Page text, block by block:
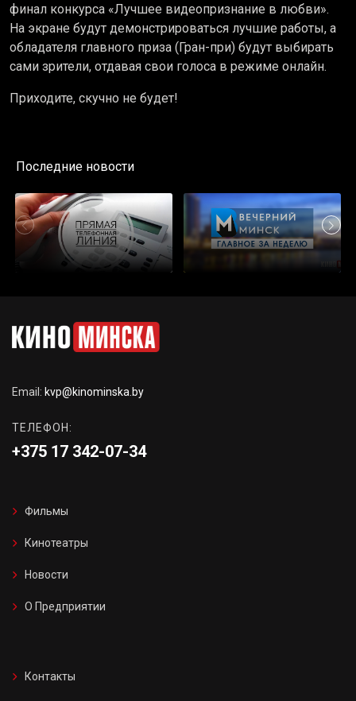
финал конкурса «Лучшее видеопризнание в любви».
На экране будут демонстрироваться лучшие работы, а
обладателя главного приза (Гран-при) будут выбирать
сами зрители, отдавая свои голоса в режиме онлайн.
Приходите, скучно не будет!
Последние новости
Email: kvp@kinominska.by
ТЕЛЕФОН:
+375 17 342-07-34
Фильмы
Кинотеатры
Новости
О Предприятии
Контакты